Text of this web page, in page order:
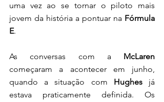
uma vez ao se tornar o piloto mais
jovem da história a pontuar na Fórmula
E.
As conversas com a
começaram a acontecer em junho,
quando a situação com Hughes já
estava praticamente definida. Os